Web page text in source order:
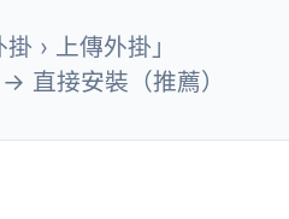
› 上傳外掛」
→ 直接安裝（推薦）